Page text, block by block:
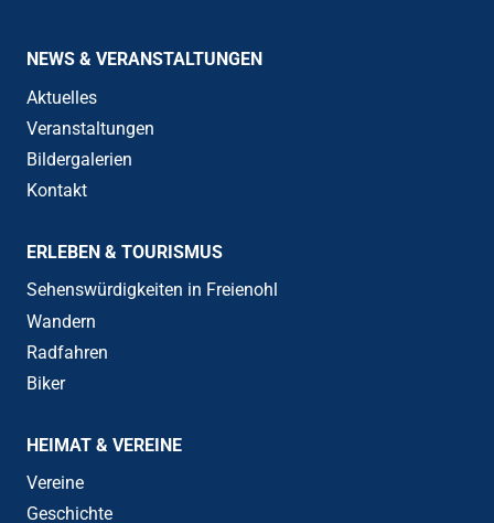
NEWS & VERANSTALTUNGEN
Aktuelles
Veranstaltungen
Bildergalerien
Kontakt
ERLEBEN & TOURISMUS
Sehenswürdigkeiten in Freienohl
Wandern
Radfahren
Biker
HEIMAT & VEREINE
Vereine
Geschichte